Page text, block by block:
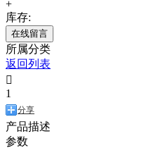
+
库存:
在线留言
所属分类
返回列表

1
分享
产品描述
参数